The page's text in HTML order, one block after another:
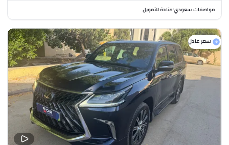
مواصفات سعودي•متاحة للتمويل
سعر عادل